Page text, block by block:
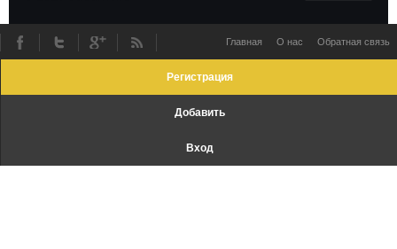
Главная О нас Обратная связь
Регистрация
Добавить
Вход